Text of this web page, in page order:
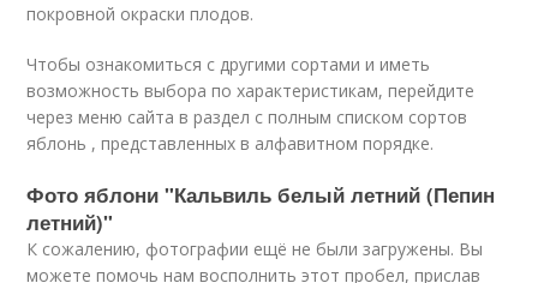
покровной окраски плодов.
Чтобы ознакомиться с другими сортами и иметь
возможность выбора по характеристикам, перейдите
через меню сайта в раздел с полным списком сортов
яблонь , представленных в алфавитном порядке.
Фото яблони "Кальвиль белый летний (Пепин
летний)"
К сожалению, фотографии ещё не были загружены. Вы
можете помочь нам восполнить этот пробел, прислав